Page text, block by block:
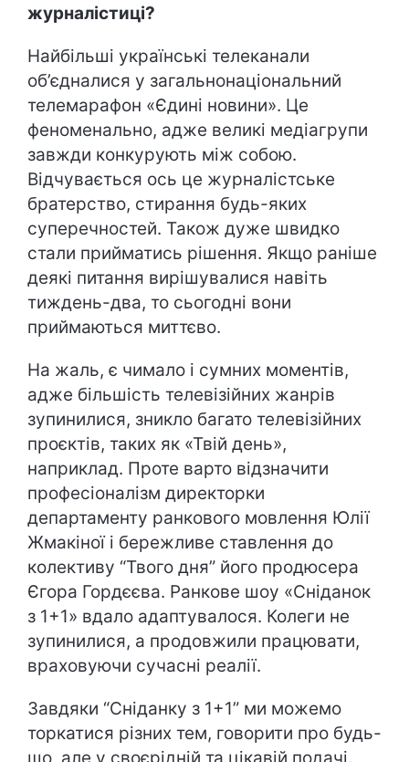
журналістиці?
Найбільші українські телеканали
об’єдналися у загальнонаціональний
телемарафон «Єдині новини». Це
феноменально, адже великі медіагрупи
завжди конкурують між собою.
Відчувається ось це журналістське
братерство, стирання будь-яких
суперечностей. Також дуже швидко
стали прийматись рішення. Якщо раніше
деякі питання вирішувалися навіть
тиждень-два, то сьогодні вони
приймаються миттєво.
На жаль, є чимало і сумних моментів,
адже більшість телевізійних жанрів
зупинилися, зникло багато телевізійних
проєктів, таких як «Твій день»,
наприклад. Проте варто відзначити
професіоналізм директорки
департаменту ранкового мовлення Юлії
Жмакіної і бережливе ставлення до
колективу “Твого дня” його продюсера
Єгора Гордєєва. Ранкове шоу «Сніданок
з 1+1» вдало адаптувалося. Колеги не
зупинилися, а продовжили працювати,
враховуючи сучасні реалії.
Завдяки “Сніданку з 1+1” ми можемо
торкатися різних тем, говорити про будь-
що, але у своєрідній та цікавій подачі.